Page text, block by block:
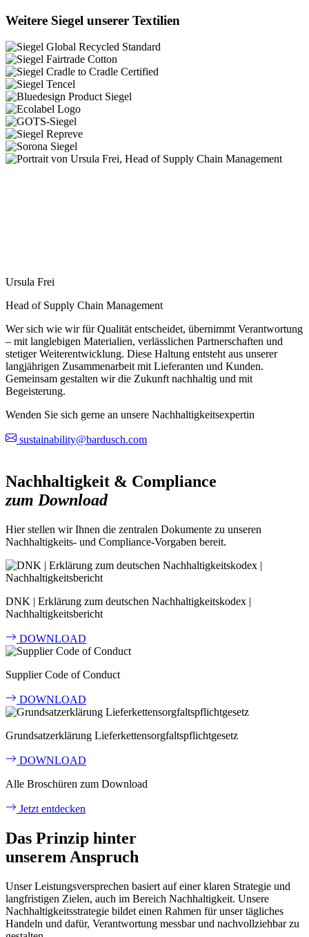
Weitere Siegel unserer Textilien
Ursula Frei
Head of Supply Chain Management
Wer sich wie wir für Qualität entscheidet, übernimmt Verantwortung
– mit langlebigen Materialien, verlässlichen Partnerschaften und
stetiger Weiterentwicklung. Diese Haltung entsteht aus unserer
langjährigen Zusammenarbeit mit Lieferanten und Kunden.
Gemeinsam gestalten wir die Zukunft nachhaltig und mit
Begeisterung.
Wenden Sie sich gerne an unsere Nachhaltigkeitsexpertin
sustainability@bardusch.com
Nachhaltigkeit & Compliance
zum Download
Hier stellen wir Ihnen die zentralen Dokumente zu unseren
Nachhaltigkeits- und Compliance-Vorgaben bereit.
DNK | Erklärung zum deutschen Nachhaltigkeitskodex |
Nachhaltigkeitsbericht
DOWNLOAD
Supplier Code of Conduct
DOWNLOAD
Grundsatzerklärung Lieferkettensorgfaltspflichtgesetz
DOWNLOAD
Alle Broschüren zum Download
Jetzt entdecken
Das Prinzip hinter
unserem Anspruch
Unser Leistungsversprechen basiert auf einer klaren Strategie und
langfristigen Zielen, auch im Bereich Nachhaltigkeit. Unsere
Nachhaltigkeitsstrategie bildet einen Rahmen für unser tägliches
Handeln und dafür, Verantwortung messbar und nachvollziehbar zu